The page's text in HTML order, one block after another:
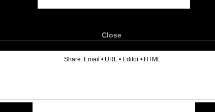
Close
Share: Email • URL • Editor • HTML